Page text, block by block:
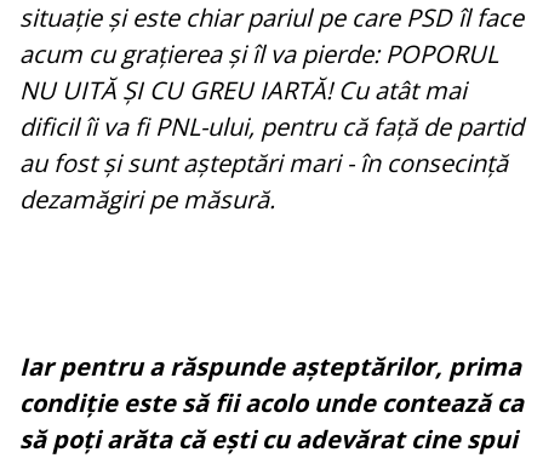
situație și este chiar pariul pe care PSD îl face
acum cu grațierea și îl va pierde: POPORUL
NU UITĂ ȘI CU GREU IARTĂ! Cu atât mai
dificil îi va fi PNL-ului, pentru că față de partid
au fost și sunt așteptări mari - în consecință
dezamăgiri pe măsură.
Iar pentru a răspunde așteptărilor, prima
condiție este să fii acolo unde contează ca
să poți arăta că ești cu adevărat cine spui